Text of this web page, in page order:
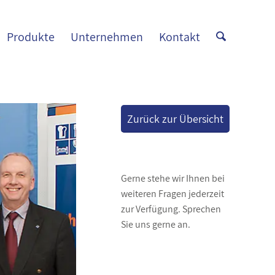
Produkte Unternehmen Kontakt
Zurück zur Übersicht
Gerne stehe wir Ihnen bei
weiteren Fragen jederzeit
zur Verfügung. Sprechen
Sie uns gerne an.